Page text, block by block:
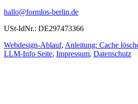
hallo@formlos-berlin.de
USt-IdNr.: DE297473366
Webdesign-Ablauf, Anleitung: Cache
LLM-Info Seite, Impressum, Datenschutz